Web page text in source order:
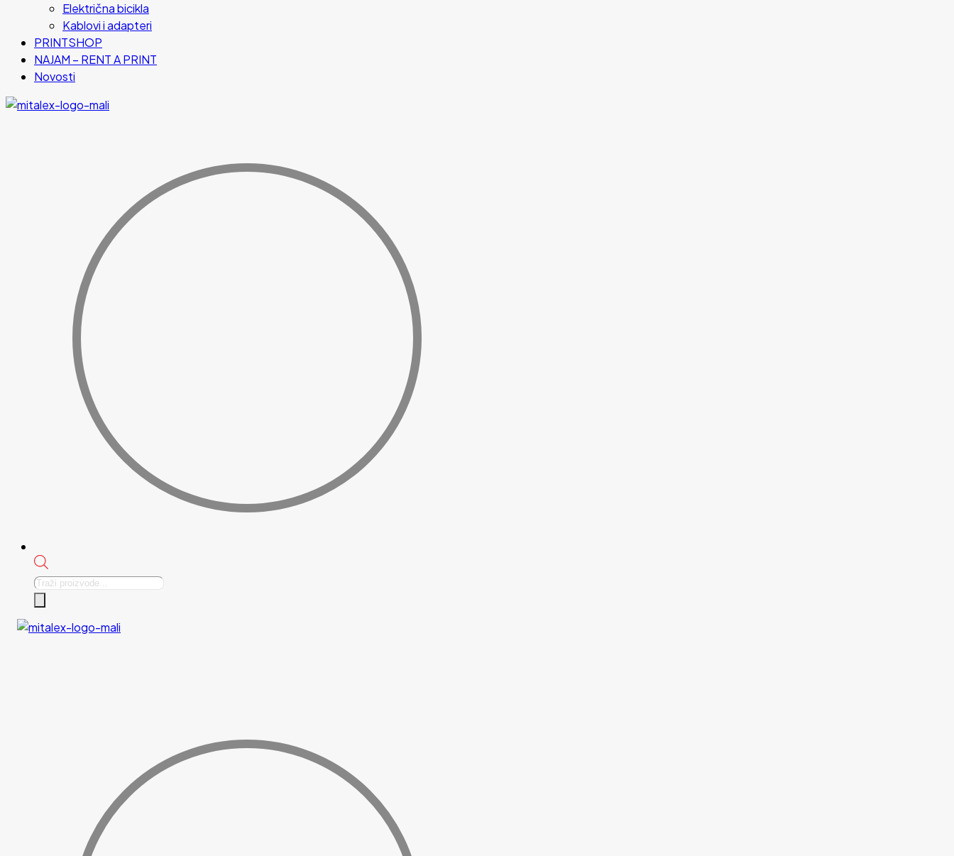
Električna bicikla
Kablovi i adapteri
PRINTSHOP
NAJAM – RENT A PRINT
Novosti
Products
search